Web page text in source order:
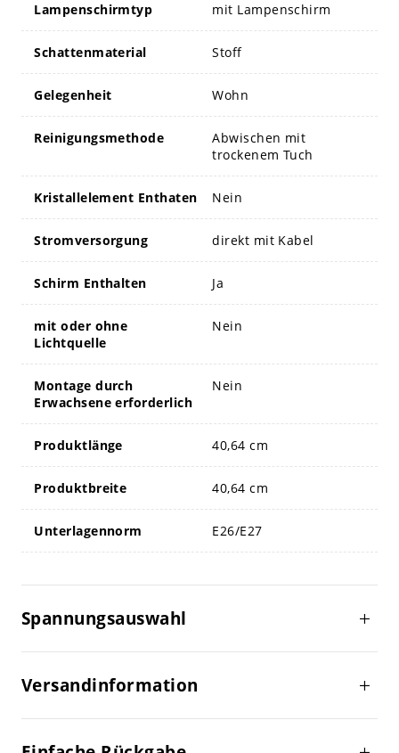
Lampenschirmtyp mit Lampenschirm
Schattenmaterial Stoff
Gelegenheit Wohn
Reinigungsmethode
Abwischen mit
trockenem Tuch
Kristallelement Enthaten Nein
Stromversorgung direkt mit Kabel
Schirm Enthalten Ja
mit oder ohne
Lichtquelle
Nein
Montage durch
Erwachsene erforderlich
Nein
Produktlänge 40,64 cm
Produktbreite 40,64 cm
Unterlagennorm E26/E27
Spannungsauswahl
Versandinformation